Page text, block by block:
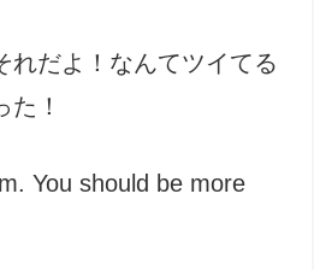
れだよ！なんてツイてる
！
You should be more